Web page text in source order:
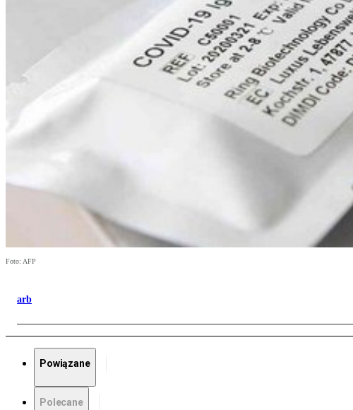
Foto: AFP
arb
Powiązane
Polecane